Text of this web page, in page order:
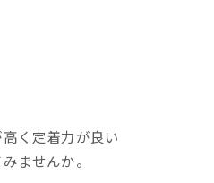
く定着力が良い
ませんか。